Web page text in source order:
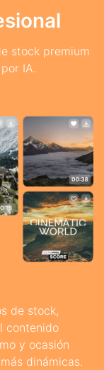
stock premium
IA.
de stock,
contenido
y ocasión
dinámicas.